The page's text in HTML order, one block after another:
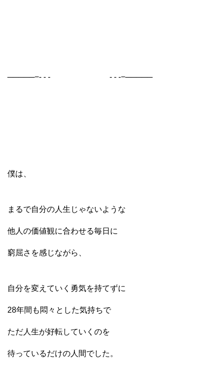
─────−- - - - - -−─────
僕は、
まるで自分の人生じゃないような
他人の価値観に合わせる毎日に
窮屈さを感じながら、
自分を変えていく勇気を持てずに
28年間も悶々とした気持ちで
ただ人生が好転していくのを
待っているだけの人間でした。